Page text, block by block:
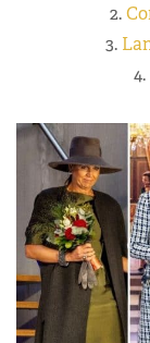
2.
3.
4.